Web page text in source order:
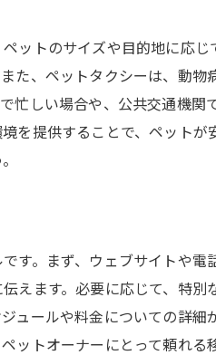
東区での利用時の注意点
ペットタクシーを選ぶ際のチェ
料金体系とその内訳の紹介
東区でのペットコミュニティの
ペットタクシーがもたらす地域
ットのサイズや目的地に応
た、ペットタクシーは、動
忙しい場合や、公共交通機
を提供することで、ペット
す。まず、ウェブサイトや
えます。必要に応じて、特
ュールや料金についての詳
ットオーナーにとって頼れ